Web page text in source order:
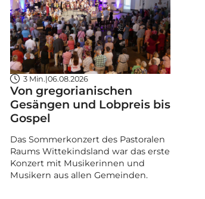
3 Min.|06.08.2026
Von gregorianischen
Gesängen und Lobpreis bis
Gospel
Das Sommerkonzert des Pastoralen
Raums Wittekindsland war das erste
Konzert mit Musikerinnen und
Musikern aus allen Gemeinden.